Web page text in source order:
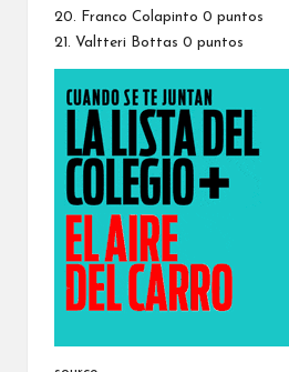
20. Franco Colapinto 0 puntos
21. Valtteri Bottas 0 puntos